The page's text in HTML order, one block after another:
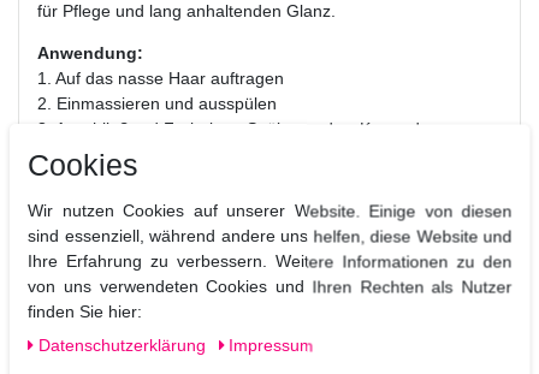
für Pflege und lang anhaltenden Glanz.
Anwendung:
1. Auf das nasse Haar auftragen
2. Einmassieren und ausspülen
3. Anschließend Farbglanz-Spülung oder -Kur und
Farbglanz-Spray verwenden
Cookies
Wir nutzen Cookies auf unserer Website. Einige von diesen
sind essenziell, während andere uns helfen, diese Website und
Ihre Erfahrung zu verbessern. Weitere Informationen zu den
von uns verwendeten Cookies und Ihren Rechten als Nutzer
finden Sie hier:
Daten­schutz­erklärung
Impressum